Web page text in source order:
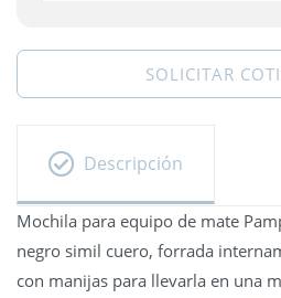
SOLICITAR
Descripción
Mochila para equipo de mate
negro simil cuero, forrada
con manijas para llevarla en una